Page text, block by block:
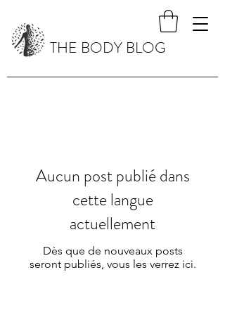
THE BODY BLOG
Aucun post publié dans
cette langue
actuellement
Dès que de nouveaux posts
seront publiés, vous les verrez ici.